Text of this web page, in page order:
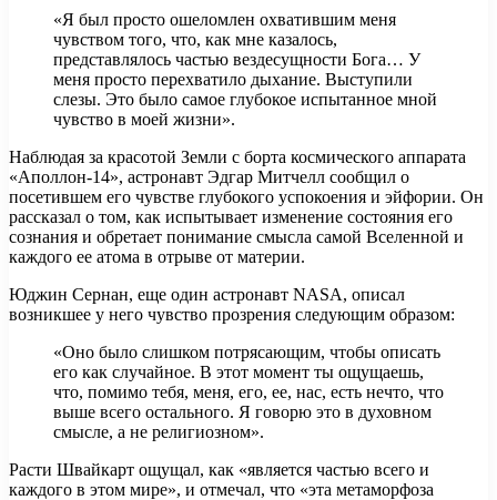
«Я был просто ошеломлен охватившим меня
чувством того, что, как мне казалось,
представлялось частью вездесущности Бога… У
меня просто перехватило дыхание. Выступили
слезы. Это было самое глубокое испытанное мной
чувство в моей жизни».
Наблюдая за красотой Земли с борта космического аппарата
«Аполлон-14», астронавт Эдгар Митчелл сообщил о
посетившем его чувстве глубокого успокоения и эйфории. Он
рассказал о том, как испытывает изменение состояния его
сознания и обретает понимание смысла самой Вселенной и
каждого ее атома в отрыве от материи.
Юджин Сернан, еще один астронавт NASA, описал
возникшее у него чувство прозрения следующим образом:
«Оно было слишком потрясающим, чтобы описать
его как случайное. В этот момент ты ощущаешь,
что, помимо тебя, меня, его, ее, нас, есть нечто, что
выше всего остального. Я говорю это в духовном
смысле, а не религиозном».
Расти Швайкарт ощущал, как «является частью всего и
каждого в этом мире», и отмечал, что «эта метаморфоза